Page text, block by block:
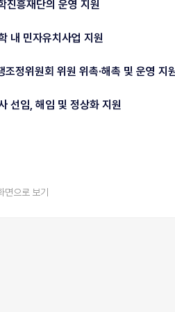
진흥재단의 운영 지원
내 민자유치사업 지원
조정위원회 위원 위촉·해촉 및 운영 지
선임, 해임 및 정상화 지원
면으로 보기